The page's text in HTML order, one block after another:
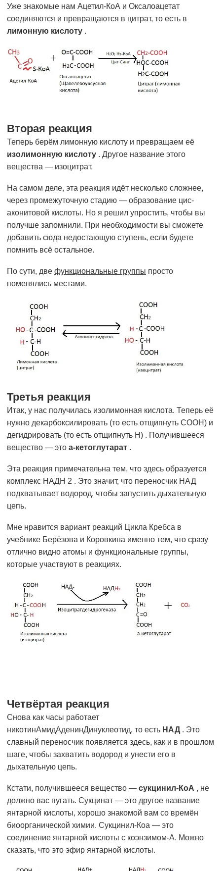
Уже знакомые нам Ацетил-КоА и Оксалоацетат
соединяются и превращаются в цитрат, то есть в
лимонную кислоту .
Вторая реакция
Теперь берём лимонную кислоту и превращаем её
изолимонную кислоту . Другое название этого
вещества — изоцитрат.
На самом деле, эта реакция идёт несколько сложнее,
через промежуточную стадию — образование цис-
аконитовой кислоты. Но я решил упростить, чтобы вы
получше запомнили. При необходимости вы сможете
добавить сюда недостающую ступень, если будете
помнить всё остальное.
По сути, две функциональные группы просто
поменялись местами.
Третья реакция
Итак, у нас получилась изолимонная кислота. Теперь её
нужно декарбоксилировать (то есть отщипнуть COOH) и
дегидрировать (то есть отщипнуть H) . Получившееся
вещество — это a-кетоглутарат .
Эта реакция примечательна тем, что здесь образуется
комплекс HAДH 2 . Это значит, что переносчик НАД
подхватывает водород, чтобы запустить дыхательную
цепь.
Мне нравится вариант реакций Цикла Кребса в
учебнике Берёзова и Коровкина именно тем, что сразу
отлично видно атомы и функциональные группы,
которые участвуют в реакциях.
Четвёртая реакция
Снова как часы работает
никотинАмидАденинДинуклеотид, то есть НАД . Это
славный переносчик появляется здесь, как и в прошлом
шаге, чтобы захватить водород и унести его в
дыхательную цепь.
Кстати, получившееся вещество — сукцинил-КоА , не
должно вас пугать. Сукцинат — это другое название
янтарной кислоты, хорошо знакомой вам со времён
биоорганической химии. Сукцинил-Коа — это
соединение янтарной кислоты с коэнзимом-А. Можно
сказать, что это эфир янтарной кислоты.